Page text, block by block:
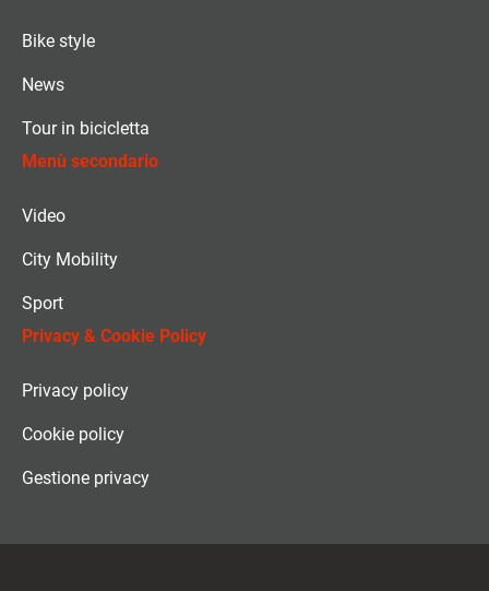
Bike style
News
Tour in bicicletta
Menù secondario
Video
City Mobility
Sport
Privacy & Cookie Policy
Privacy policy
Cookie policy
Gestione privacy